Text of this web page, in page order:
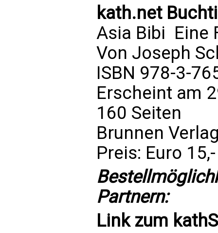
kath.net
Asia Bibi 
Von Joseph
ISBN 978-3-
Erscheint am
160 Seiten
Brunnen
Preis: Euro 15,-
Partnern:
Link zum